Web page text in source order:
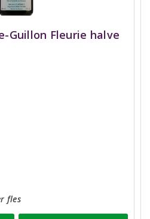
Guillon Fleurie halve
fles